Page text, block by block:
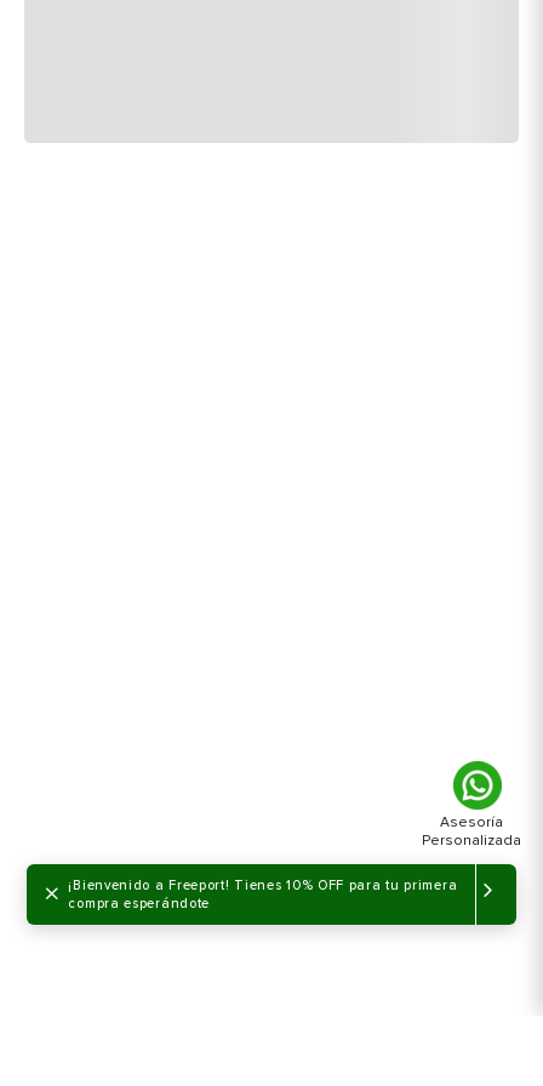
×
¡Bienvenido a Freeport! Tienes 10% OFF para tu primera
compra esperándote